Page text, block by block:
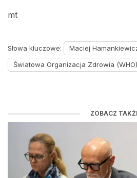
mt
Słowa kluczowe:
Maciej
Światowa Organizacja Zdrowia (WHO)
ZOBACZ